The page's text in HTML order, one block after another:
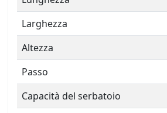
Larghezza
Altezza
Passo
Capacità del serbatoio